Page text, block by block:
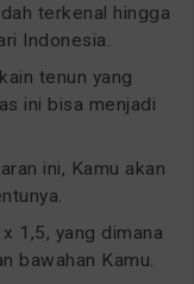
terkenal hingga
Indonesia.
tenun yang
ini bisa menjadi
ini, Kamu akan
1,5, yang dimana
bawahan Kamu.